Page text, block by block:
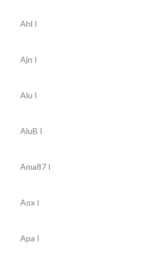
Ahl I
Ajn I
Alu I
AluB I
Ama87 I
Aox I
Apa I